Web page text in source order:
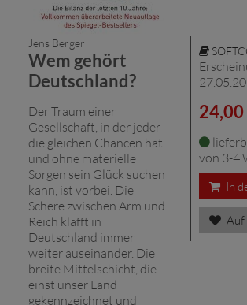
Jens Berger
Wem gehört
Deutschland?
Der Traum einer
Gesellschaft, in der jeder
die gleichen Chancen hat
und ohne materielle
Sorgen sein Glück suchen
kann, ist vorbei. Die
Schere zwischen Arm und
Reich klafft in
Deutschland immer
weiter auseinander. Die
breite Mittelschicht, die
einst unser Land
gekennzeichnet und
24,00
von 3-4
In
Auf